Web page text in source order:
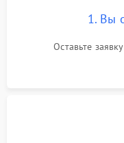
1. Вы
Оставьте